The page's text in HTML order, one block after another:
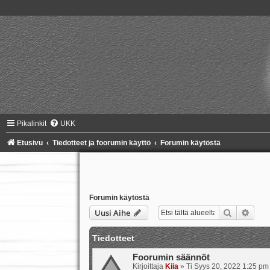
Pikalinkit UKK
Etusivu Tiedotteet ja foorumin käyttö Forumin käytöstä
Forumin käytöstä
Uusi Aihe Etsi
Tiedotteet
Foorumin säännöt
Kirjoittaja Kiia » Ti Syys 20, 2022 1:25 pm